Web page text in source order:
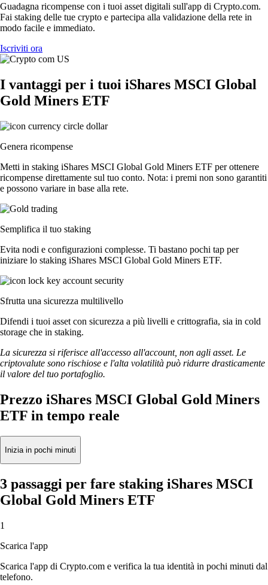
Guadagna ricompense con i tuoi asset digitali sull'app di Crypto.com.
Fai staking delle tue crypto e partecipa alla validazione della rete in
modo facile e immediato.
Iscriviti ora
I vantaggi per i tuoi iShares MSCI Global
Gold Miners ETF
Genera ricompense
Metti in staking iShares MSCI Global Gold Miners ETF per ottenere
ricompense direttamente sul tuo conto. Nota: i premi non sono garantiti
e possono variare in base alla rete.
Semplifica il tuo staking
Evita nodi e configurazioni complesse. Ti bastano pochi tap per
iniziare lo staking iShares MSCI Global Gold Miners ETF.
Sfrutta una sicurezza multilivello
Difendi i tuoi asset con sicurezza a più livelli e crittografia, sia in cold
storage che in staking.
La sicurezza si riferisce all'accesso all'account, non agli asset. Le
criptovalute sono rischiose e l'alta volatilità può ridurre drasticamente
il valore del tuo portafoglio.
Prezzo iShares MSCI Global Gold Miners
ETF in tempo reale
Inizia in pochi minuti
3 passaggi per fare staking iShares MSCI
Global Gold Miners ETF
1
Scarica l'app
Scarica l'app di Crypto.com e verifica la tua identità in pochi minuti dal
telefono.